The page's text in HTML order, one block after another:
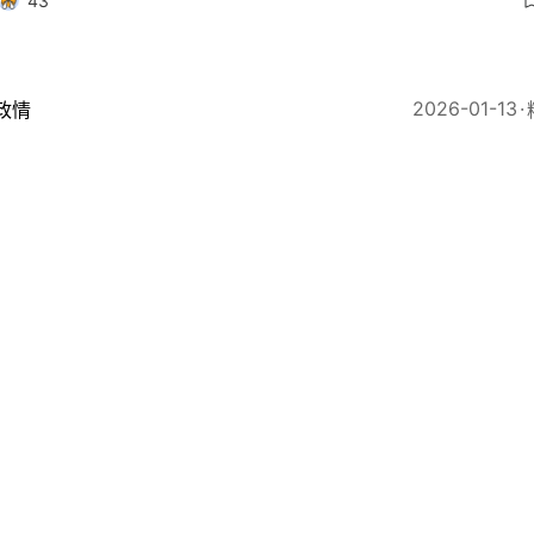
情 2026-01-13